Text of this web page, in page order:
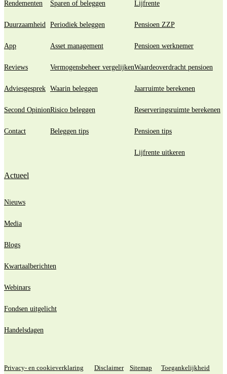
Rendementen
Duurzaamheid
App
Reviews
Adviesgesprek
Second Opinion
Contact
Sparen of beleggen
Periodiek beleggen
Asset management
Vermogensbeheer vergelijken
Waarin beleggen
Risico beleggen
Beleggen tips
Lijfrente
Pensioen ZZP
Pensioen werknemer
Waardeoverdracht pensioen
Jaarruimte berekenen
Reserveringsruimte berekenen
Pensioen tips
Lijfrente uitkeren
Actueel
Nieuws
Media
Blogs
Kwartaalberichten
Webinars
Fondsen uitgelicht
Handelsdagen
Privacy- en cookieverklaring Disclaimer Sitemap Toegankelijkheid